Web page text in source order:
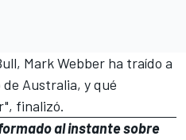
Mark Webber ha traído a
Australia, y qué
finalizó.
al instante sobre